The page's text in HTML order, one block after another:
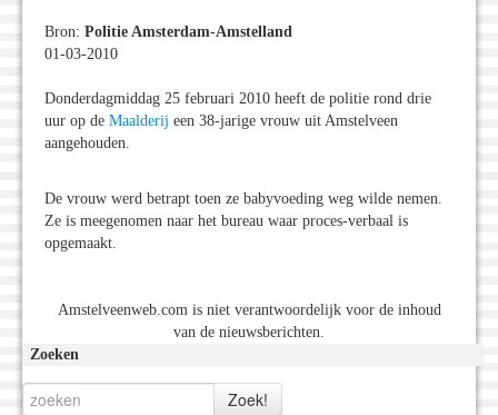
Bron: Politie Amsterdam-Amstelland
01-03-2010
Donderdagmiddag 25 februari 2010 heeft de politie rond drie
uur op de Maalderij een 38-jarige vrouw uit Amstelveen
aangehouden.
De vrouw werd betrapt toen ze babyvoeding weg wilde nemen.
Ze is meegenomen naar het bureau waar proces-verbaal is
opgemaakt.
Amstelveenweb.com is niet verantwoordelijk voor de inhoud
van de nieuwsberichten.
Zoeken